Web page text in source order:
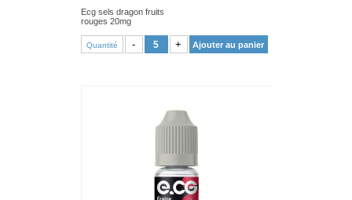
Ecg sels dragon fruits
rouges 20mg
Quantité - + Ajouter au panier